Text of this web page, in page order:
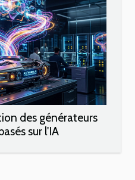
des générateurs
sur l'IA